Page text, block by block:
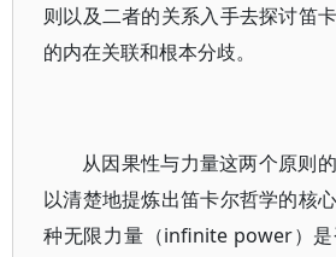
则以及二者的关系入手去探讨笛
的内在关联和根本分歧。
从因果性与力量这两个原则
以清楚地提炼出笛卡尔哲学的核
种无限力量（infinite power）